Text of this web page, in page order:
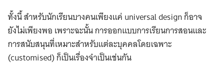
ทั้งนี้ สำหรับนักเรียนบางคนเพียงแค่ universal design ก็อาจ
ยังไม่เพียงพอ เพราะฉะนั้น การออกแบบการเรียนการสอนและ
การสนับสนุนที่เหมาะสำหรับแต่ละบุคคลโดยเฉพาะ
(customised) ก็เป็นเรื่องจำเป็นเช่นกัน